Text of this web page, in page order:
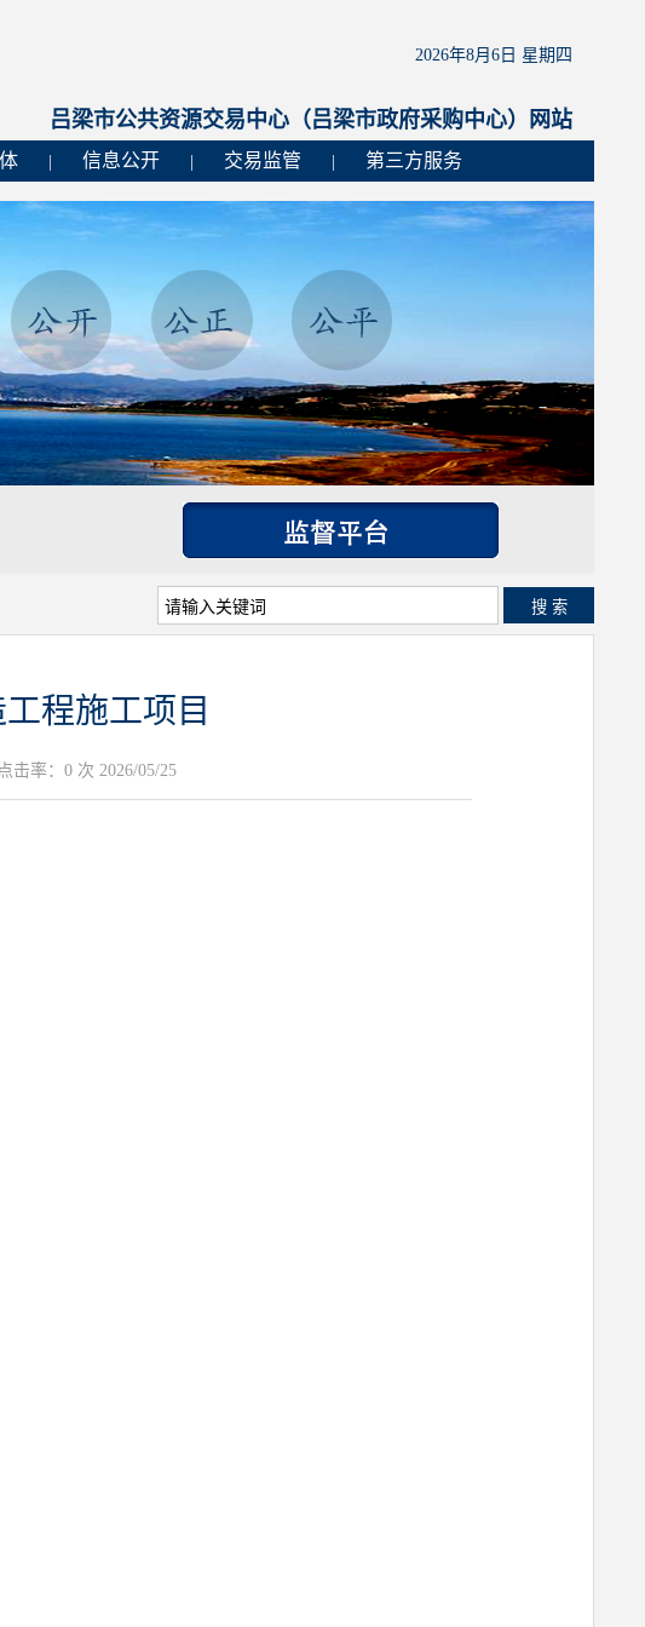
2026年8月6日 星期四
吕梁市公共资源交易中心（吕梁市政府采购中心）网站
信息公开 交易监管 第三方服务
搜 索
程施工项目
点击率：0 次 2026/05/25